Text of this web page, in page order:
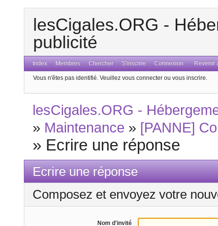
lesCigales.ORG -
publicité
Index Membres Chercher S'inscrire Connexion Revenir
Vous n'êtes pas identifié. Veuillez vous connecter ou vous inscrire.
lesCigales.ORG -
» Maintenance » [PANNE]
» Ecrire une réponse
Ecrire une réponse
Composez et envoyez votre
Nom d'invité